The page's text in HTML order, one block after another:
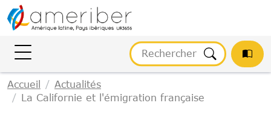
Accueil
Actualités
La Californie et l'émigration française
Gestion des cookies